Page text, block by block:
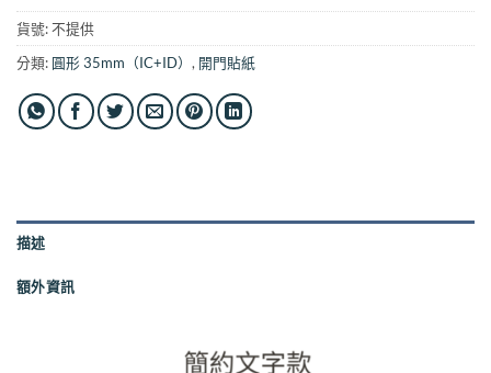
貨號:不提供
分類: 圓形 35mm（IC+ID） , 開門貼紙
描述
額外資訊